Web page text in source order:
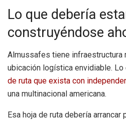
Lo que debería
construyéndose
Almussafes tiene infraestructura
ubicación logística envidiable. Lo
de ruta que exista con
una multinacional americana.
Esa hoja de ruta debería arrancar